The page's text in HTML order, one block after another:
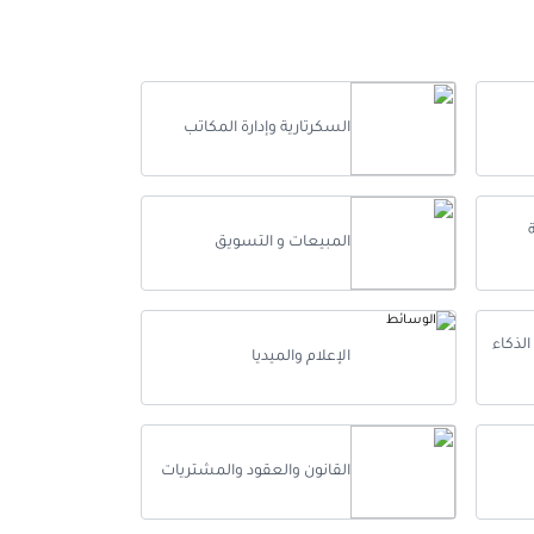
يوم 3900
يوم
5يوم £3900
السكرتارية وإدارة المكاتب
المبيعات و التسويق
الإعلام والميديا
القانون والعقود والمشتريات